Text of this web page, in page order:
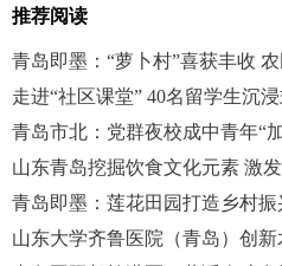
推荐阅读
青岛即墨：“萝卜村”喜获丰收
走进“社区课堂” 40名留学生沉
青岛市北：党群夜校成中青年“
山东青岛挖掘饮食文化元素 激
青岛即墨：莲花田园打造乡村振
山东大学齐鲁医院（青岛）创